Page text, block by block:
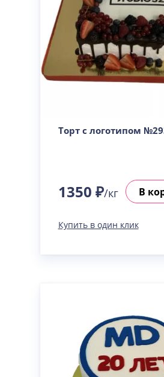
Торт с логотипом
1350 ₽/кг В
Купить в один клик